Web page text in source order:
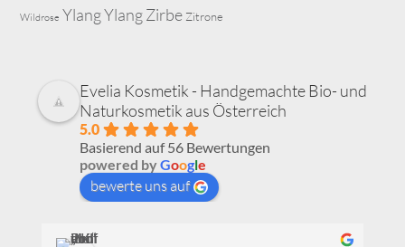
Wildrose Ylang YlangZirbe Zitrone
Evelia Kosmetik - Handgemachte Bio- und
Naturkosmetik aus Österreich
5.0
Basierend auf 56 Bewertungen
powered byGoogle
bewerte uns auf